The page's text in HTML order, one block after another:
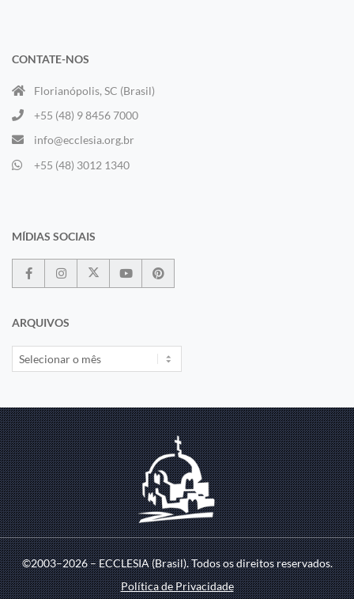
CONTATE-NOS
Florianópolis, SC (Brasil)
+55 (48) 9 8456 7000
info@ecclesia.org.br
+55 (48) 3012 1340
MÍDIAS SOCIAIS
ARQUIVOS
©2003–2026 – ECCLESIA (Brasil). Todos os direitos reservados.
Política de Privacidade